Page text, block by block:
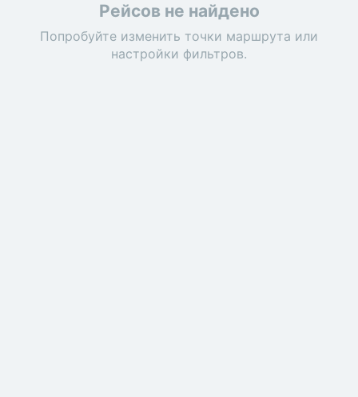
Рейсов не найдено
Попробуйте изменить точки маршрута или
настройки фильтров.